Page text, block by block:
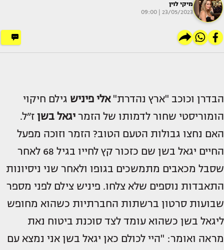
מיקי לוין
23/05/2023 | 09:00
הבדרן וכוכב "ארץ נהדרת"אלי פיניש גילם חיקוי
הומוריסטי שחור לדמותו של הזמר יגאל בשן ז״ל.
האם נחצו גבולות הטעם הטוב? הזמר וזוכה מפעל
החיים יגאל בשן שם כזכור קץ לחייו בגיל 68 לאחר
שסבל מכאבים מתמשכים בגופו ולאחר שני ניסיונות
התאבדות נוספים שלא צלחו. פיניש צילם לפני מספר
שבועות סרטון ברשתות החברתיות כשהוא מחופש
ליגאל בשן כשהוא עומד לצד סוכנת ביטוח נאת
מראה ואומר: "היי לכולם כאן יגאל בשן אני נמצא עם